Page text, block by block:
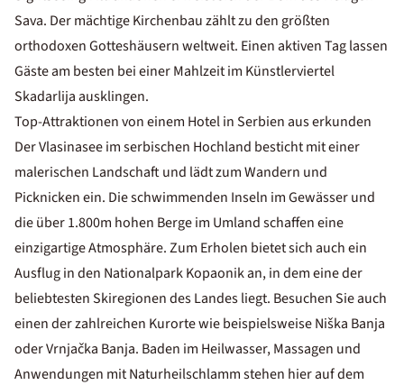
Sava. Der mächtige Kirchenbau zählt zu den größten
orthodoxen Gotteshäusern weltweit. Einen aktiven Tag lassen
Gäste am besten bei einer Mahlzeit im Künstlerviertel
Skadarlija ausklingen.
Top-Attraktionen von einem Hotel in Serbien aus erkunden
Der Vlasinasee im serbischen Hochland besticht mit einer
malerischen Landschaft und lädt zum Wandern und
Picknicken ein. Die schwimmenden Inseln im Gewässer und
die über 1.800m hohen Berge im Umland schaffen eine
einzigartige Atmosphäre. Zum Erholen bietet sich auch ein
Ausflug in den Nationalpark Kopaonik an, in dem eine der
beliebtesten Skiregionen des Landes liegt. Besuchen Sie auch
einen der zahlreichen Kurorte wie beispielsweise Niška Banja
oder Vrnjačka Banja. Baden im Heilwasser, Massagen und
Anwendungen mit Naturheilschlamm stehen hier auf dem